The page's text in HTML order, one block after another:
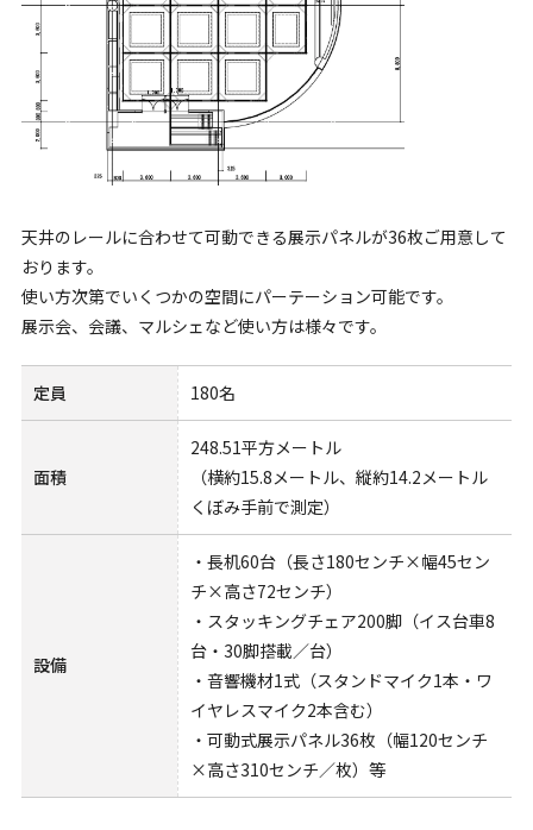
天井のレールに合わせて可動できる展示パネルが36枚ご用意して
おります。
使い方次第でいくつかの空間にパーテーション可能です。
展示会、会議、マルシェなど使い方は様々です。
定員 180名
面積
248.51平方メートル
（横約15.8メートル、縦約14.2メートル
くぼみ手前で測定）
設備
・長机60台（長さ180センチ×幅45セン
チ×高さ72センチ）
・スタッキングチェア200脚（イス台車8
台・30脚搭載／台）
・音響機材1式（スタンドマイク1本・ワ
イヤレスマイク2本含む）
・可動式展示パネル36枚（幅120センチ
×高さ310センチ／枚）等